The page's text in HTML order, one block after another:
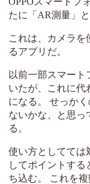
たに「AR測量」
これは、カメラを
るアプリだ。
以前一部スマー
いたが、これに代
になる。 せっか
ないかな、と思っ
る。
使い方としてては
してポイントす
ち込む。 これを